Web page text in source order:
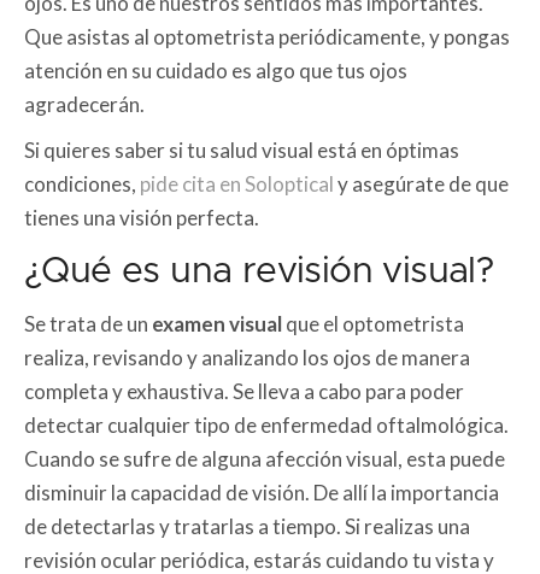
Que asistas al optometrista periódicamente, y pongas
atención en su cuidado es algo que tus ojos
agradecerán.
Si quieres saber si tu salud visual está en óptimas
condiciones, pide cita en Solopticaly asegúrate de que
tienes una visión perfecta.
¿Qué es una revisión visual?
Se trata de un examen visualque el optometrista
realiza, revisando y analizando los ojos de manera
completa y exhaustiva. Se lleva a cabo para poder
detectar cualquier tipo de enfermedad oftalmológica.
Cuando se sufre de alguna afección visual, esta puede
disminuir la capacidad de visión. De allí la importancia
de detectarlas y tratarlas a tiempo. Si realizas una
revisión ocular periódica, estarás cuidando tu vista y